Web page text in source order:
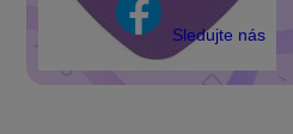
Sledujte nás